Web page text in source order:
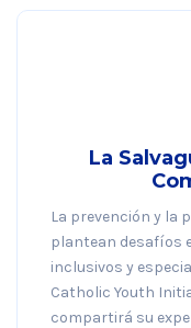
La
La prevención y la
plantean desafíos
inclusivos y
Catholic Youth
compartirá su